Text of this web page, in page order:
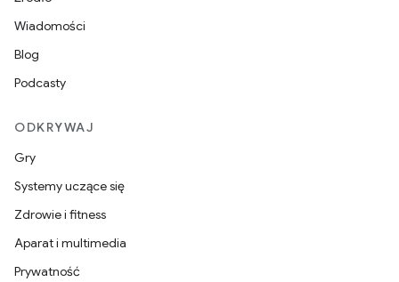
Wiadomości
Blog
Podcasty
ODKRYWAJ
Gry
Systemy uczące się
Zdrowie i fitness
Aparat i multimedia
Prywatność